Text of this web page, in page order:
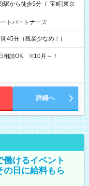
駅から徒歩5分 / 宝町(東京
トパートナーズ
45分（残業少なめ！）
相談OK ※10月～！
詳細へ
働けるイベント
日に給料もら